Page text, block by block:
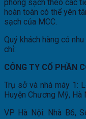
phòng sạch theo các
hoàn toàn có thể yên
sạch của MCC.
Quý khách hàng có
chỉ:
CÔNG TY CỔ PHẦN
Trụ sở và nhà máy 1:
Huyện Chương Mỹ, Hà
VP Hà Nội: Nhà B6,